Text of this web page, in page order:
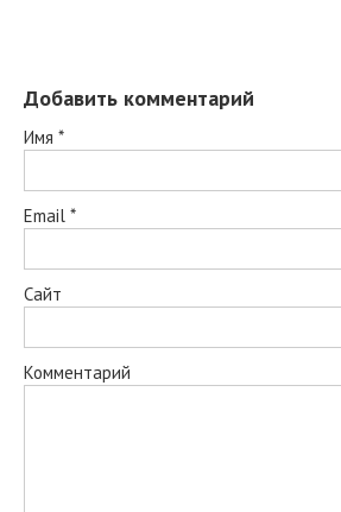
Добавить комментарий
Имя *
Email *
Сайт
Комментарий